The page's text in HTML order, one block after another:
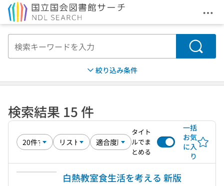
メ
検索
絞り込み条件
検索結果 15 件
タイト
ルでま
とめる
一括
お気
に入
り
白熱教室食生活を考える 新版